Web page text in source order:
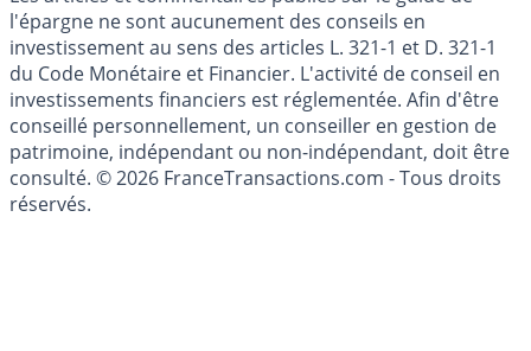
Les articles et commentaires publiés sur le guide de
l'épargne ne sont aucunement des conseils en
investissement au sens des articles L. 321-1 et D. 321-1
du Code Monétaire et Financier. L'activité de conseil en
investissements financiers est réglementée. Afin d'être
conseillé personnellement, un conseiller en gestion de
patrimoine, indépendant ou non-indépendant, doit être
consulté. © 2026 FranceTransactions.com - Tous droits